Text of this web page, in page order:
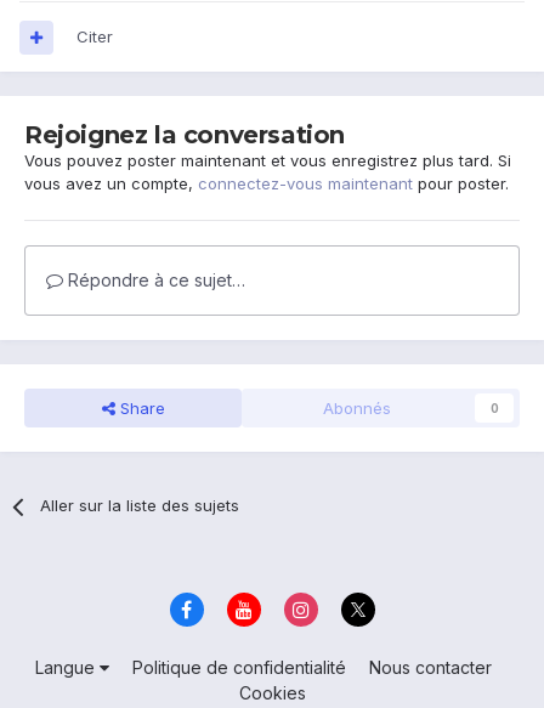
Citer
Rejoignez la conversation
Vous pouvez poster maintenant et vous enregistrez plus tard. Si
vous avez un compte, connectez-vous maintenant pour poster.
Répondre à ce sujet…
Share Abonnés 0
Aller sur la liste des sujets
Langue Politique de confidentialité
Nous contacter
Cookies